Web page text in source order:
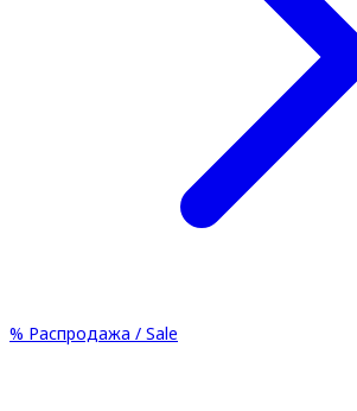
% Распродажа / Sale